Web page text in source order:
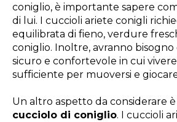
coniglio, è importante sapere
di lui. I cuccioli ariete conigli
equilibrata di fieno, verdure
coniglio. Inoltre, avranno
sicuro e confortevole in cui
sufficiente per muoversi e
Un altro aspetto da considerare
cucciolo di coniglio. I cuccioli